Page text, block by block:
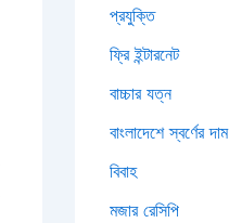
প্রযুক্তি
ফ্রি ইন্টারনেট
বাচ্চার যত্ন
বাংলাদেশে স্বর্ণের দাম
বিবাহ
মজার রেসিপি